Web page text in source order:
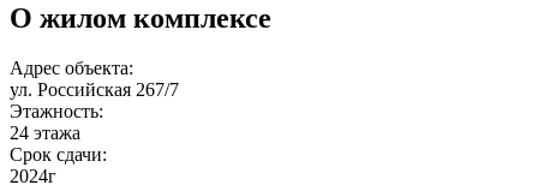
О жилом комплексе
Адрес объекта:
ул. Российская 267/7
Этажность:
24 этажа
Срок сдачи:
2024г